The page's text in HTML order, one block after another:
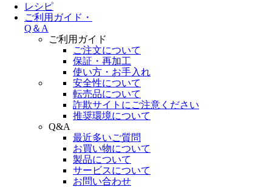
レシピ
ご利用ガイド・
Q＆A
ご利用ガイド
ご注文について
保証・再加工
使い方・お手入れ
安全性について
転売品について
詐欺サイトにご注意ください
推奨環境について
Q&A
最近多いご質問
お買い物について
製品について
サービスについて
お問い合わせ